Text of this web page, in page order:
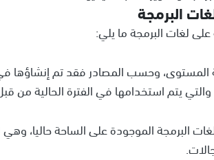
البرمجة
لغات البرمجة ما يلي:
المستوى، وحسب المصادر فقد تم إنشاؤها
والتي يتم استخدامها في الفترة الحالية من
البرمجة الموجودة على الساحة حاليا،